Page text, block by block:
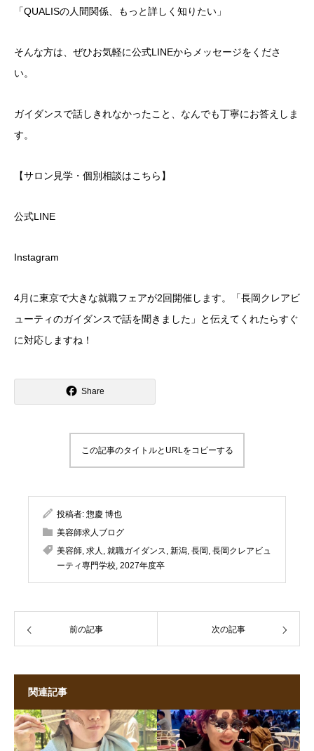
「QUALISの人間関係、もっと詳しく知りたい」
​そんな方は、ぜひお気軽に公式LINEからメッセージをくださ
い。
ガイダンスで話しきれなかったこと、なんでも丁寧にお答えしま
す。
​【サロン見学・個別相談はこちら】
公式LINE
Instagram
​4月に東京で大きな就職フェアが2回開催します。「長岡クレアビ
ューティのガイダンスで話を聞きました」と伝えてくれたらすぐ
に対応しますね！
Share
この記事のタイトルとURLをコピーする
投稿者: 惣慶 博也
美容師求人ブログ
美容師, 求人 , 就職ガイダンス, 新潟, 長岡 , 長岡クレアビュ
ーティ専門学校, 2027年度卒
前の記事 次の記事
関連記事